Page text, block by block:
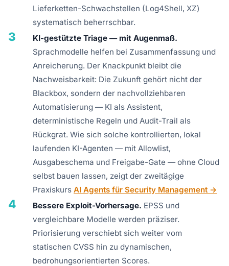
Lieferketten-Schwachstellen (Log4Shell, XZ)
systematisch beherrschbar.
3
KI-gestützte Triage — mit Augenmaß.
Sprachmodelle helfen bei Zusammenfassung und
Anreicherung. Der Knackpunkt bleibt die
Nachweisbarkeit: Die Zukunft gehört nicht der
Blackbox, sondern der nachvollziehbaren
Automatisierung — KI als Assistent,
deterministische Regeln und Audit-Trail als
Rückgrat. Wie sich solche kontrollierten, lokal
laufenden KI-Agenten — mit Allowlist,
Ausgabeschema und Freigabe-Gate — ohne Cloud
selbst bauen lassen, zeigt der zweitägige
Praxiskurs AI Agents für Security Management →
4 Bessere Exploit-Vorhersage. EPSS und
vergleichbare Modelle werden präziser.
Priorisierung verschiebt sich weiter vom
statischen CVSS hin zu dynamischen,
bedrohungsorientierten Scores.